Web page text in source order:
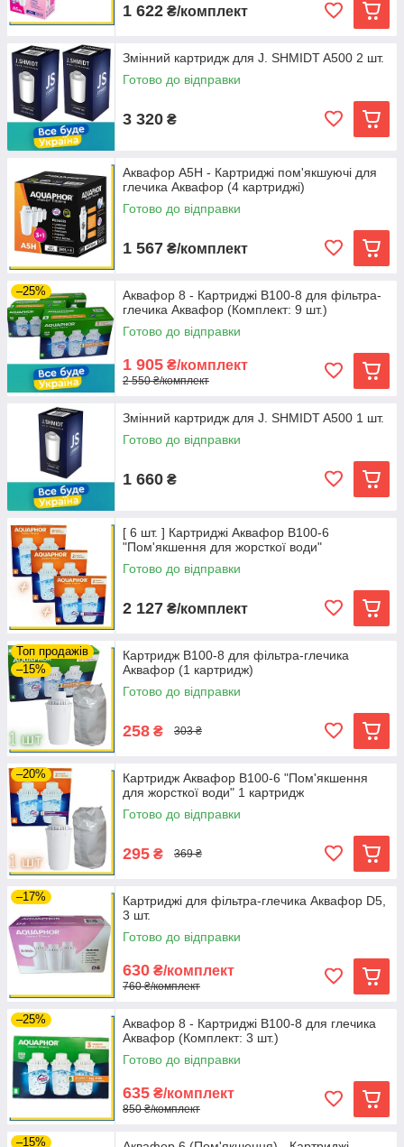
1 622 ₴/комплект
Змінний картридж для J. SHMIDT A500 2 шт.
Готово до відправки
3 320 ₴
Аквафор А5Н - Картриджі пом'якшуючі для
глечика Аквафор (4 картриджі)
Готово до відправки
1 567 ₴/комплект
–25%
Аквафор 8 - Картриджі В100-8 для фільтра-
глечика Аквафор (Комплект: 9 шт.)
Готово до відправки
1 905 ₴/комплект
2 550 ₴/комплект
Змінний картридж для J. SHMIDT A500 1 шт.
Готово до відправки
1 660 ₴
[ 6 шт. ] Картриджі Аквафор В100-6
"Пом'якшення для жорсткої води"
Готово до відправки
2 127 ₴/комплект
Топ продажів
–15%
Картридж В100-8 для фільтра-глечика
Аквафор (1 картридж)
Готово до відправки
258 ₴ 303 ₴
–20%
Картридж Аквафор В100-6 "Пом'якшення
для жорсткої води" 1 картридж
Готово до відправки
295 ₴ 369 ₴
–17%
Картриджі для фільтра-глечика Аквафор D5,
3 шт.
Готово до відправки
630 ₴/комплект
760 ₴/комплект
–25%
Аквафор 8 - Картриджі В100-8 для глечика
Аквафор (Комплект: 3 шт.)
Готово до відправки
635 ₴/комплект
850 ₴/комплект
–15%